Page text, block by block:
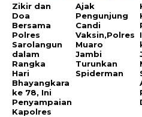
Zikir dan
Doa
Bersama
Polres
Sarolangun
dalam
Rangka
Hari
Bhayangkara
ke 78, Ini
Penyampaian
Kapolres
Ajak
Pengunjung
Candi
Vaksin,Polres
Muaro
Jambi
Turunkan
Spiderman